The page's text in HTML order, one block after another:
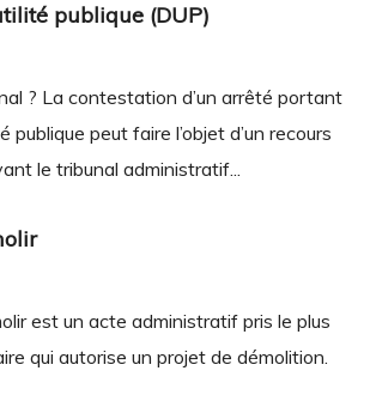
publique (DUP)
? La contestation d’un arrêté portant
publique peut faire l’objet d’un recours
le tribunal administratif...
est un acte administratif pris le plus
qui autorise un projet de démolition.